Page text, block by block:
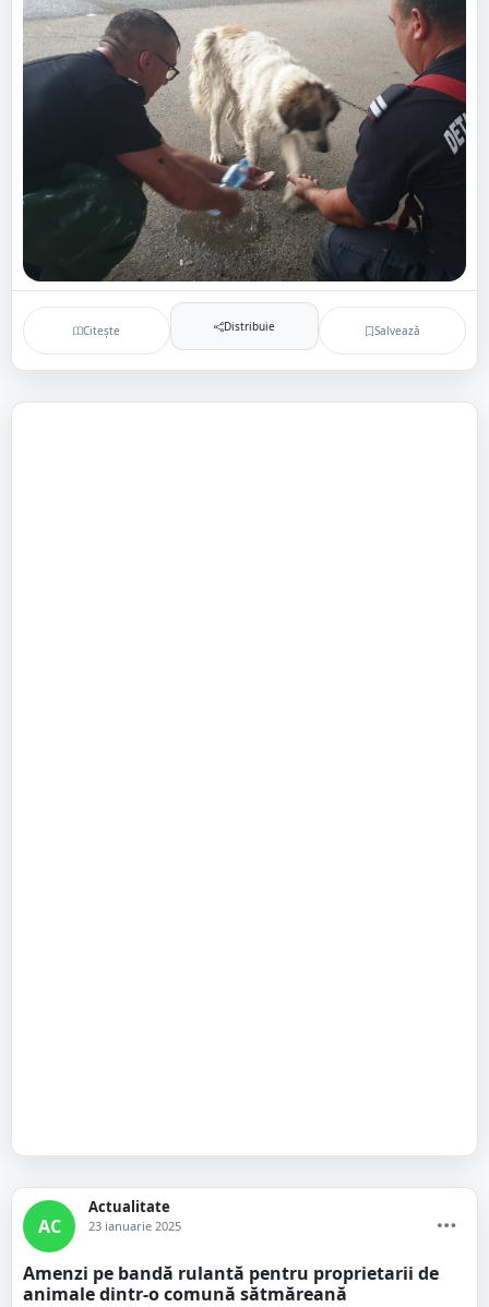
Citește Distribuie Salvează
AC
Actualitate
23 ianuarie 2025
Amenzi pe bandă rulantă pentru proprietarii de
animale dintr-o comună sătmăreană